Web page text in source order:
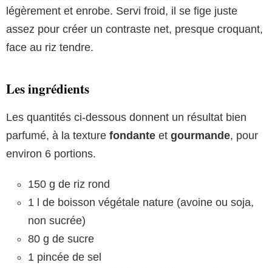
légèrement et enrobe. Servi froid, il se fige juste
assez pour créer un contraste net, presque croquant,
face au riz tendre.
Les ingrédients
Les quantités ci-dessous donnent un résultat bien
parfumé, à la texture fondante et gourmande, pour
environ 6 portions.
150 g de riz rond
1 l de boisson végétale nature (avoine ou soja,
non sucrée)
80 g de sucre
1 pincée de sel